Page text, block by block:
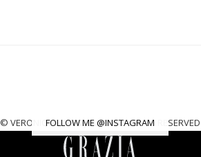
FOLLOW ME @INSTAGRAM
© VERONIQUE TRES JOLIE. ALL RIGHTS RESERVED